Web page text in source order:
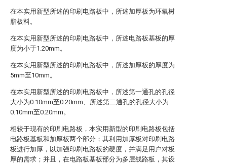
在本实用新型所述的印刷电路板中，所述加厚板为环氧树
脂板料。
在本实用新型所述的印刷电路板中，所述电路板基板的厚
度为小于1.20mm。
在本实用新型所述的印刷电路板中，所述加厚板的厚度为
5mm至10mm。
在本实用新型所述的印刷电路板中，所述第一通孔的孔径
大小为0.10mm至0.20mm、所述第二通孔的孔径大小为
0.10mm至0.20mm。
相较于现有的印刷电路板，本实用新型的印刷电路板包括
电路板基板和加厚板两个部分；其利用加厚板对印刷电路
板进行加厚，以加强印刷电路板的硬度，并满足用户对板
厚的需求；并且，在电路板基板部分为多层线路板，其设